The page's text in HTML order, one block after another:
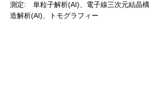
測定: 単粒子解析(AI)、電子線三次元結晶構
造解析(AI)、トモグラフィー